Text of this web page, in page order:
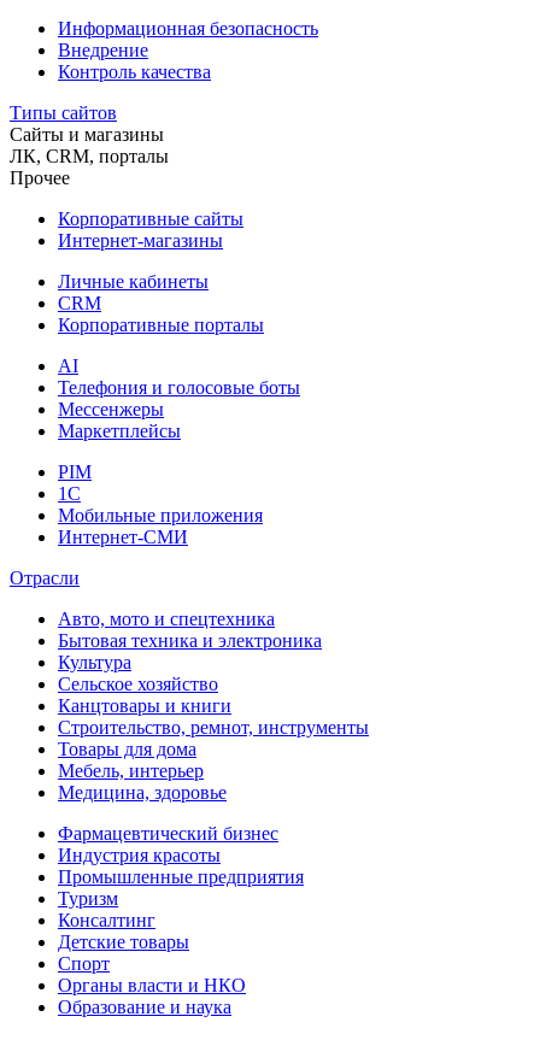
Информационная безопасность
Внедрение
Контроль качества
Типы сайтов
Сайты и магазины
ЛК, CRM, порталы
Прочее
Корпоративные сайты
Интернет-магазины
Личные кабинеты
CRM
Корпоративные порталы
AI
Телефония и голосовые боты
Мессенжеры
Маркетплейсы
PIM
1C
Мобильные приложения
Интернет-СМИ
Отрасли
Авто, мото и спецтехника
Бытовая техника и электроника
Культура
Сельское хозяйство
Канцтовары и книги
Строительство, ремнот, инструменты
Товары для дома
Мебель, интерьер
Медицина, здоровье
Фармацевтический бизнес
Индустрия красоты
Промышленные предприятия
Туризм
Консалтинг
Детские товары
Спорт
Органы власти и НКО
Образование и наука